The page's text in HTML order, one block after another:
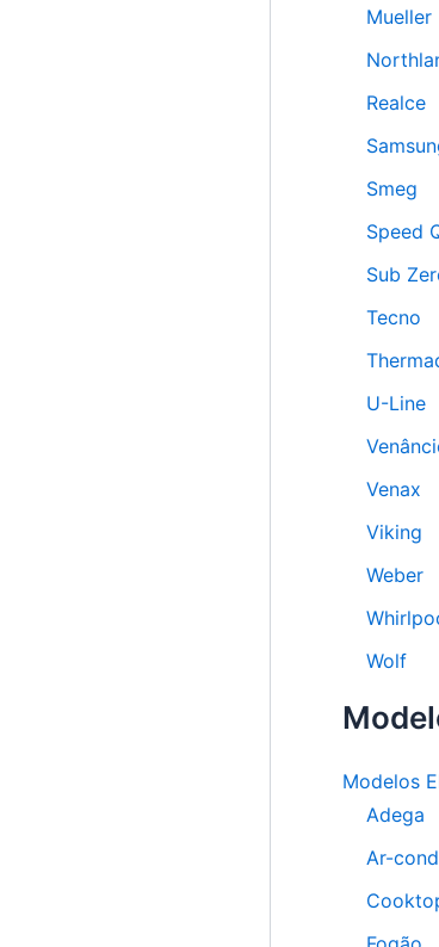
Mueller
Realce
Smeg
Speed
Sub
Tecno
U-Line
Venax
Viking
Weber
Wolf
Modelos
Adega
Ar-